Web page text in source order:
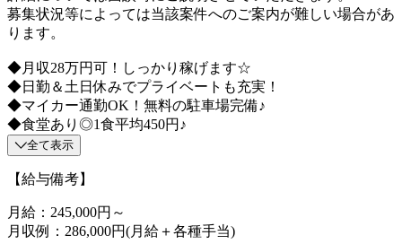
募集状況等によっては当該案件へのご案内が難しい場合があ
ります。
◆月収28万円可！しっかり稼げます☆
◆日勤＆土日休みでプライベートも充実！
◆マイカー通勤OK！無料の駐車場完備♪
◆食堂あり◎1食平均450円♪
全て表示
【給与備考】
月給：245,000円～
月収例：286,000円(月給＋各種手当)